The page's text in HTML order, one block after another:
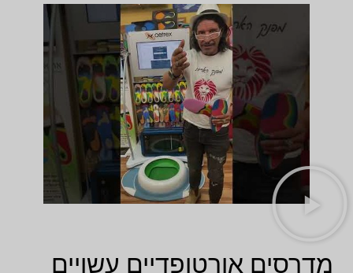
מדרסים אורטופדיים עשויים